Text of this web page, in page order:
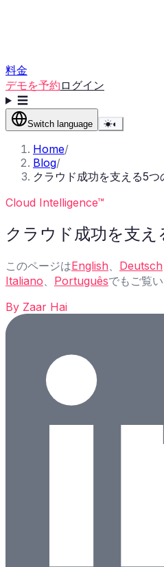
料金
デモを予約 ログイン
☰
Switch language ☀◐
Home/
Blog/
クラウド成功を支える5つ
Cloud Intelligence™
クラウド成功を支え
このページはEnglish Deutsch
Italiano
Portuguêsでもご覧い
By Zaar Hai